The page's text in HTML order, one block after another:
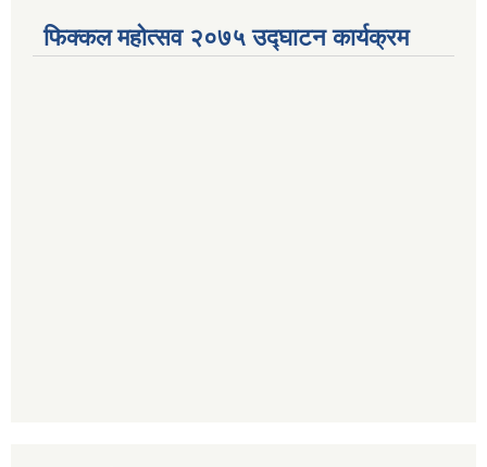
फिक्कल महोत्सव २०७५ उद्घाटन कार्यक्रम